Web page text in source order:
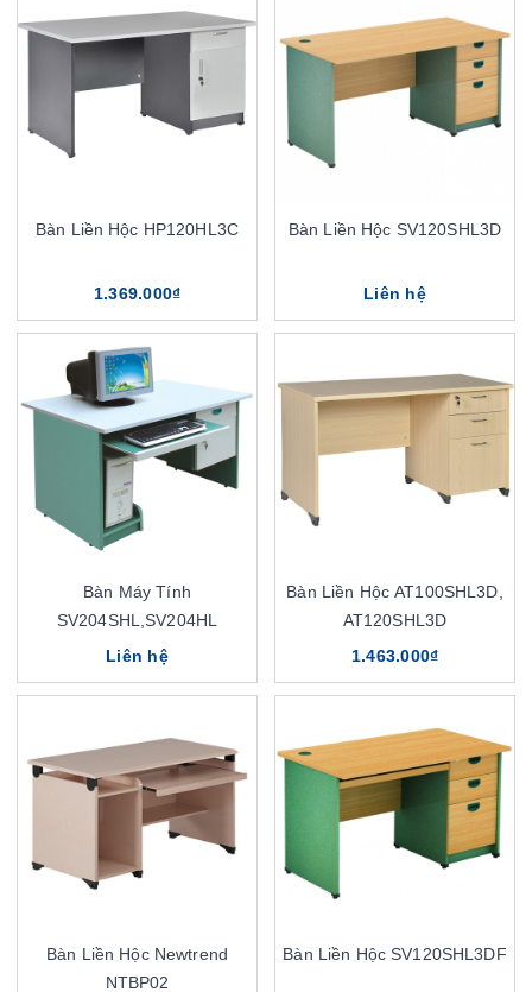
Bàn Liền Hộc HP120HL3C
1.369.000₫
Bàn Liền Hộc SV120SHL3D
Liên hệ
Bàn Máy Tính
SV204SHL,SV204HL
Liên hệ
Bàn Liền Hộc AT100SHL3D,
AT120SHL3D
1.463.000₫
Bàn Liền Hộc Newtrend
NTBP02
Bàn Liền Hộc SV120SHL3DF